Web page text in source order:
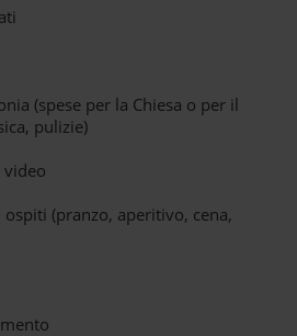
(spese per la Chiesa o per il
pulizie)
(pranzo, aperitivo, cena,